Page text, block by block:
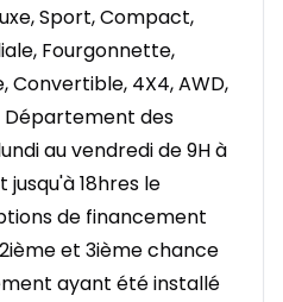
Sport, Compact,
Fourgonnette,
Convertible, 4X4, AWD,
Département des
au vendredi de 9H à
jusqu'à 18hres le
de financement
et 3ième chance
ayant été installé